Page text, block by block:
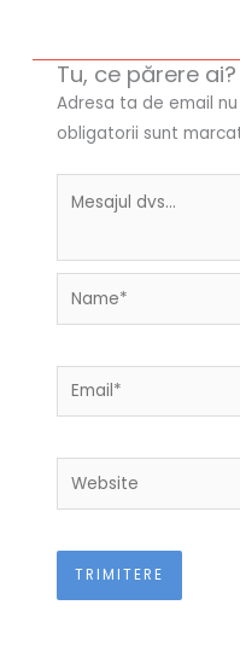
Tu, ce părere ai?
Adresa ta de email
obligatorii sunt
Name*
Email*
Website